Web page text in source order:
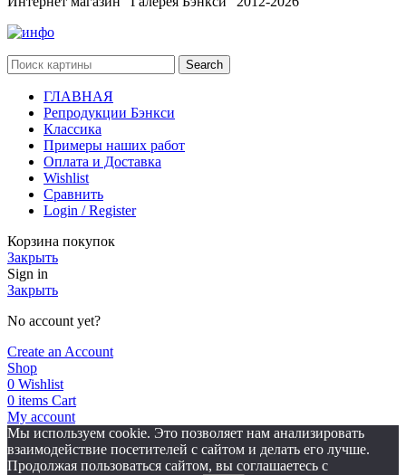
Search
ГЛАВНАЯ
Репродукции Бэнкси
Классика
Примеры наших работ
Оплата и Доставка
Wishlist
Сравнить
Login / Register
Корзина покупок
Закрыть
Sign in
Закрыть
No account yet?
Create an Account
Shop
0 Wishlist
0 items Cart
My account
Мы используем cookie. Это позволяет нам анализировать
взаимодействие посетителей с сайтом и делать его лучше.
Продолжая пользоваться сайтом, вы соглашаетесь с